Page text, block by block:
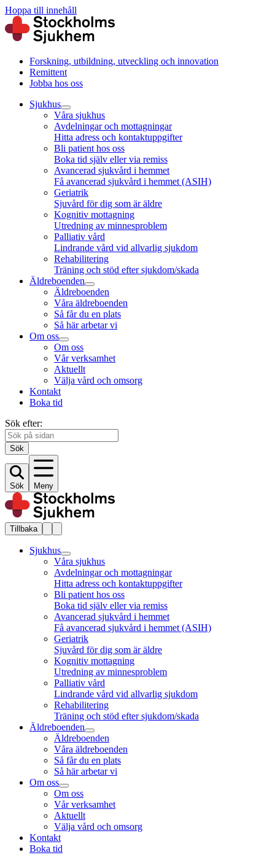
Hoppa till innehåll
Forskning, utbildning, utveckling och innovation
Remittent
Jobba hos oss
Sjukhus
Våra sjukhus
Avdelningar och mottagningar
Hitta adress och kontaktuppgifter
Bli patient hos oss
Boka tid själv eller via remiss
Avancerad sjukvård i hemmet
Få avancerad sjukvård i hemmet (ASIH)
Geriatrik
Sjuvård för dig som är äldre
Kognitiv mottagning
Utredning av minnesproblem
Palliativ vård
Lindrande vård vid allvarlig sjukdom
Rehabilitering
Träning och stöd efter sjukdom/skada
Äldreboenden
Äldreboenden
Våra äldreboenden
Så får du en plats
Så här arbetar vi
Om oss
Om oss
Vår verksamhet
Aktuellt
Välja vård och omsorg
Kontakt
Boka tid
Sök efter:
Sök
Sök Meny
Tillbaka
Sjukhus
Våra sjukhus
Avdelningar och mottagningar
Hitta adress och kontaktuppgifter
Bli patient hos oss
Boka tid själv eller via remiss
Avancerad sjukvård i hemmet
Få avancerad sjukvård i hemmet (ASIH)
Geriatrik
Sjuvård för dig som är äldre
Kognitiv mottagning
Utredning av minnesproblem
Palliativ vård
Lindrande vård vid allvarlig sjukdom
Rehabilitering
Träning och stöd efter sjukdom/skada
Äldreboenden
Äldreboenden
Våra äldreboenden
Så får du en plats
Så här arbetar vi
Om oss
Om oss
Vår verksamhet
Aktuellt
Välja vård och omsorg
Kontakt
Boka tid